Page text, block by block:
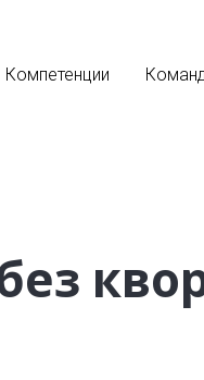
Компетенции